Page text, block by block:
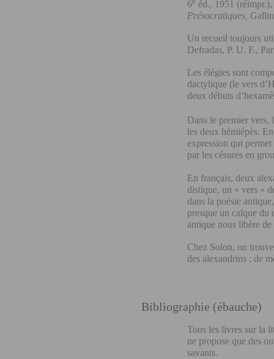
6
éd., 1951
Présocratiques,
Un recueil toujours
Defradas, P. U. F.,
Les élégies sont
dactylique (le vers
deux débuts
Dans le premier vers,
les deux hémiépès.
expression qui
par les césures en
En français, deux
distique, un « vers »
dans la poésie
presque un calque du
antique nous libère
Chez Solon, on
des alexandrins ; de
Bibliographie (ébauche)
Tous les livres sur la
ne propose que des
savants.